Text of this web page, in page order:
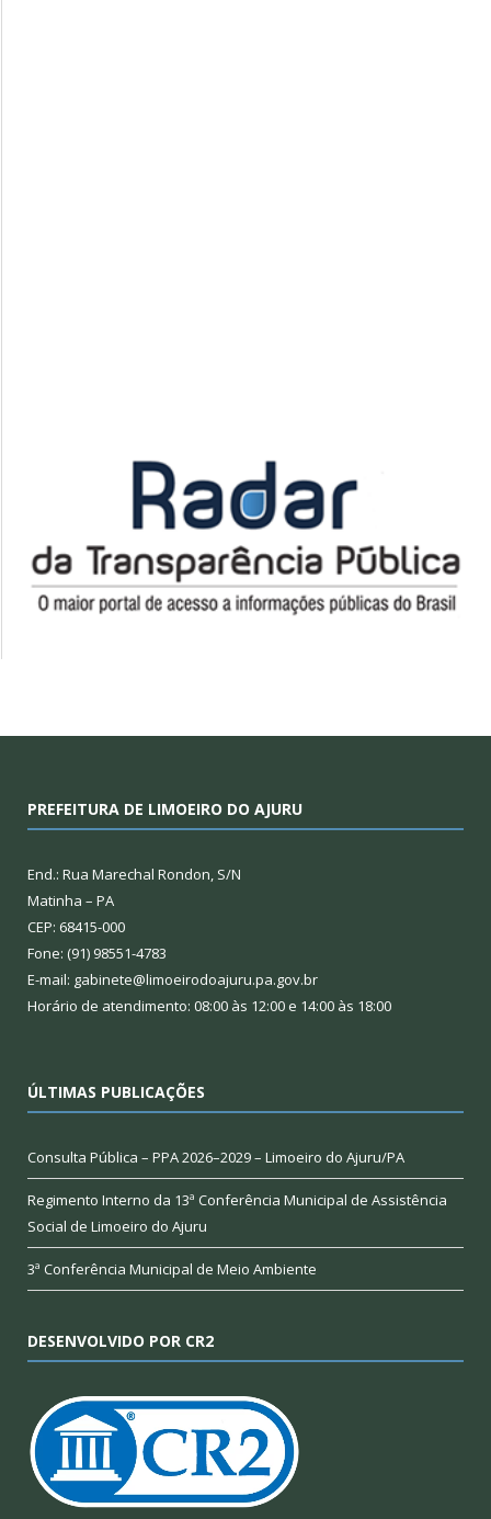
PREFEITURA DE LIMOEIRO DO AJURU
End.: Rua Marechal Rondon, S/N
Matinha – PA
CEP: 68415-000
Fone: (91) 98551-4783
E-mail: gabinete@limoeirodoajuru.pa.gov.br
Horário de atendimento: 08:00 às 12:00 e 14:00 às 18:00
ÚLTIMAS PUBLICAÇÕES
Consulta Pública – PPA 2026–2029 – Limoeiro do Ajuru/PA
Regimento Interno da 13ª Conferência Municipal de Assistência
Social de Limoeiro do Ajuru
3ª Conferência Municipal de Meio Ambiente
DESENVOLVIDO POR CR2